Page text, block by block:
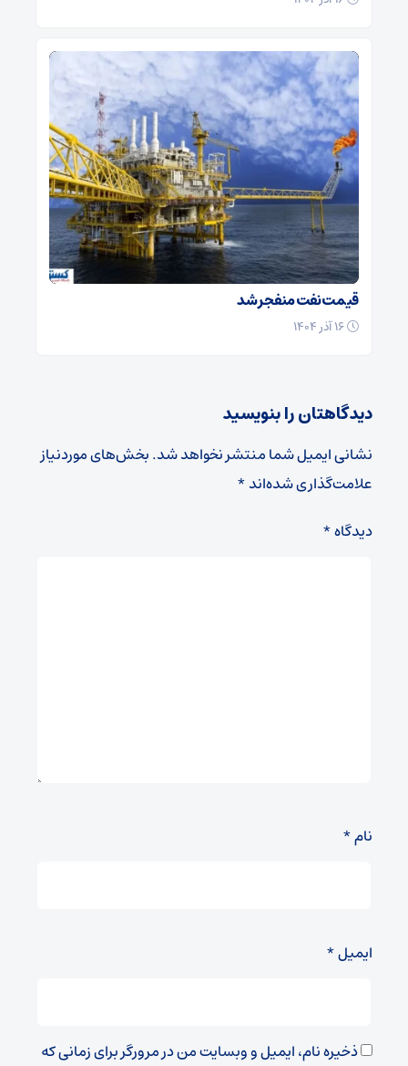
قیمت نفت منفجر شد
دیدگاهتان را بنویسید
نشانی ایمیل شما منتشر نخواهد شد.بخش‌های موردنیاز
علامت‌گذاری شده‌اند*
دیدگاه*
نام*
ایمیل*
ذخیره نام، ایمیل و وبسایت من در مرورگر برای زمانی که